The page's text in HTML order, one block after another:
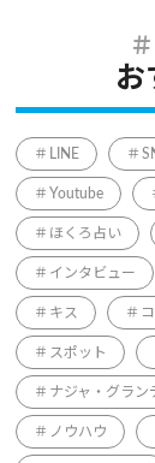
お
LINE
Youtube
ほくろ占い
インタビュー
キス
スポット
ナジャ・グラン
ノウハウ